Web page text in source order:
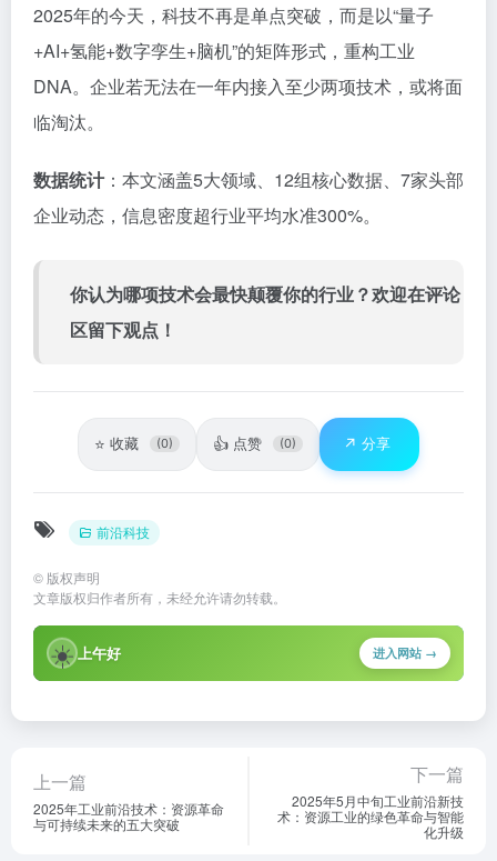
2025年的今天，科技不再是单点突破，而是以“量子
+AI+氢能+数字孪生+脑机”的矩阵形式，重构工业
DNA。企业若无法在一年内接入至少两项技术，或将面
临淘汰。
数据统计：本文涵盖5大领域、12组核心数据、7家头部
企业动态，信息密度超行业平均水准300%。
你认为哪项技术会最快颠覆你的行业？欢迎在评论
区留下观点！
⭐ 收藏 (0) 👍 点赞 (0) ↗️ 分享
前沿科技
© 版权声明
文章版权归作者所有，未经允许请勿转载。
☀️上午好 进入网站 →
上一篇
2025年工业前沿技术：资源革命
与可持续未来的五大突破
下一篇
2025年5月中旬工业前沿新技
术：资源工业的绿色革命与智能
化升级